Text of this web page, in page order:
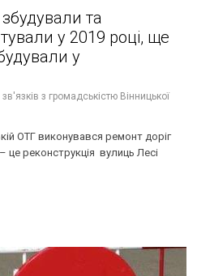
та
у 2019 році, ще
у
з громадськістю Вінницької
ОТГ виконувався ремонт доріг
це реконструкція вулиць Лесі